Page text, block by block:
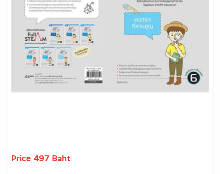
Price 497 Baht